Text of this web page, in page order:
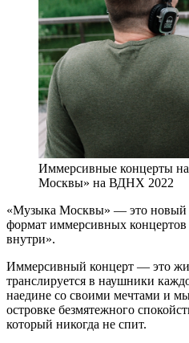
Иммерсивные концерты
Москвы» на ВДНХ 2022
«Музыка Москвы» — это новый
формат иммерсивных концертов
внутри».
Иммерсивный концерт — это
транслируется в наушники
наедине со своими мечтами и
островке безмятежного
который никогда не спит.